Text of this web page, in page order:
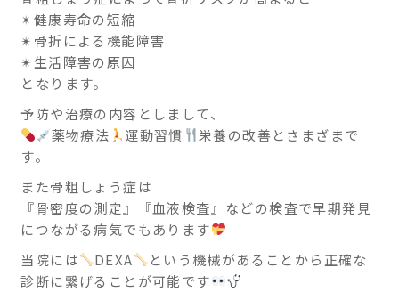
✴健康寿命の短縮
✴骨折による機能障害
✴生活障害の原因
となります。
予防や治療の内容としまして、
薬物療法
運動習慣
栄養の改善とさまざまで
す。
また骨粗しょう症は
『骨密度の測定』『血液検査』などの検査で早期発見
につながる病気でもあります
当院には
DEXA
という機械があることから正確な
診断に繋げることが可能です